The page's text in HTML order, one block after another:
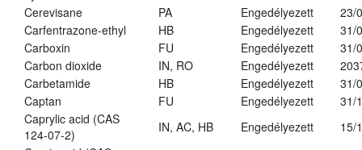
Cerevisane
PA Engedélyezett
23/
Carfentrazone-ethyl
HB Engedélyezett
31/
Carboxin
FU Engedélyezett
31/
Carbon dioxide
IN, RO Engedélyezett
Carbetamide
HB Engedélyezett
31/
Captan
FU Engedélyezett
31/
Caprylic acid (CAS
124-07-2)
IN, AC, HB Engedélyezett
15/